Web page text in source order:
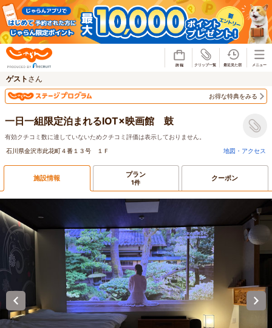
ゲスト さん
お得な特典をみる
一日一組限定泊まれるIOT×映画館 鼓
有効クチコミ数に達していないためクチコミ評価は表示しておりません。
石川県金沢市此花町４番１３号 １Ｆ
地図・アクセス
施設情報 プラン
1件 クーポン